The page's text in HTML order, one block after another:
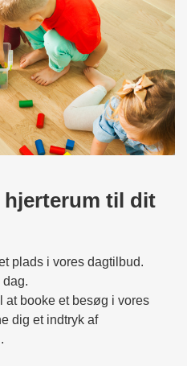
hjerterum til dit
plads i vores dagtilbud.
dag.
at booke et besøg i vores
dig et indtryk af